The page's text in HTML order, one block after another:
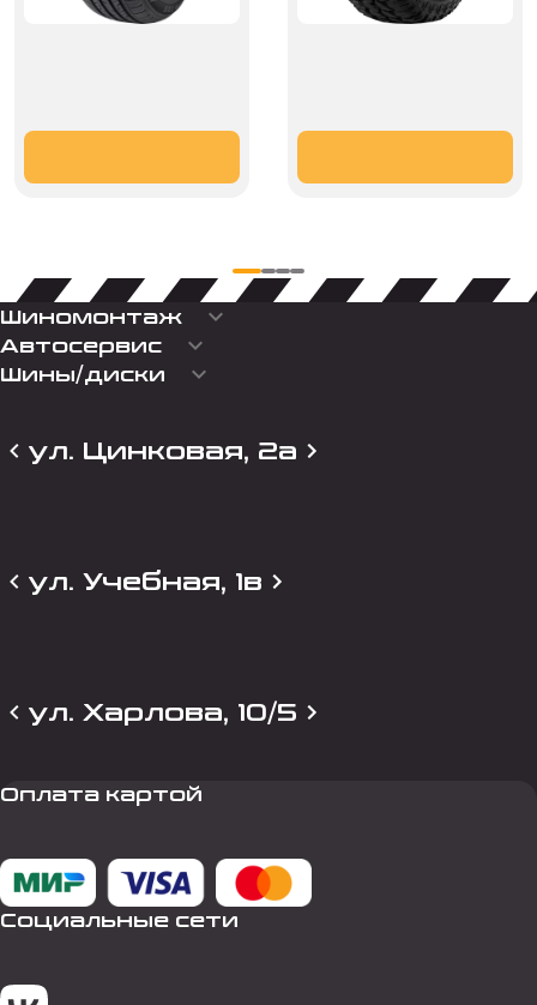
Шиномонтаж keyboard_arrow_down
Автосервис keyboard_arrow_down
Шины/диски keyboard_arrow_down
ул. Цинковая, 2а
ул. Учебная, 1в
ул. Харлова, 10/5
Оплата картой
Социальные сети